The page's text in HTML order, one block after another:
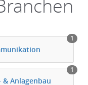
1
& Anlagenbau
1